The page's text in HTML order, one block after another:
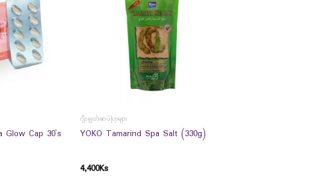
Glow Cap 30`s
ဂျီးချွတ်ဆပ်ပြာများ
YOKO Tamarind Spa Salt (330g)
4,400Ks